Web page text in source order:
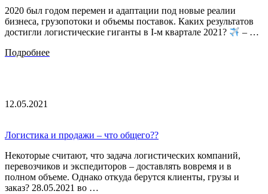
2020 был годом перемен и адаптации под новые реалии
бизнеса, грузопотоки и объемы поставок. Каких результатов
достигли логистические гиганты в I-м квартале 2021?
– …
Подробнее
12.05.2021
Логистика и продажи – что общего??
Некоторые считают, что задача логистических компаний,
перевозчиков и экспедиторов – доставлять вовремя и в
полном объеме. Однако откуда берутся клиенты, грузы и
заказ? 28.05.2021 во …